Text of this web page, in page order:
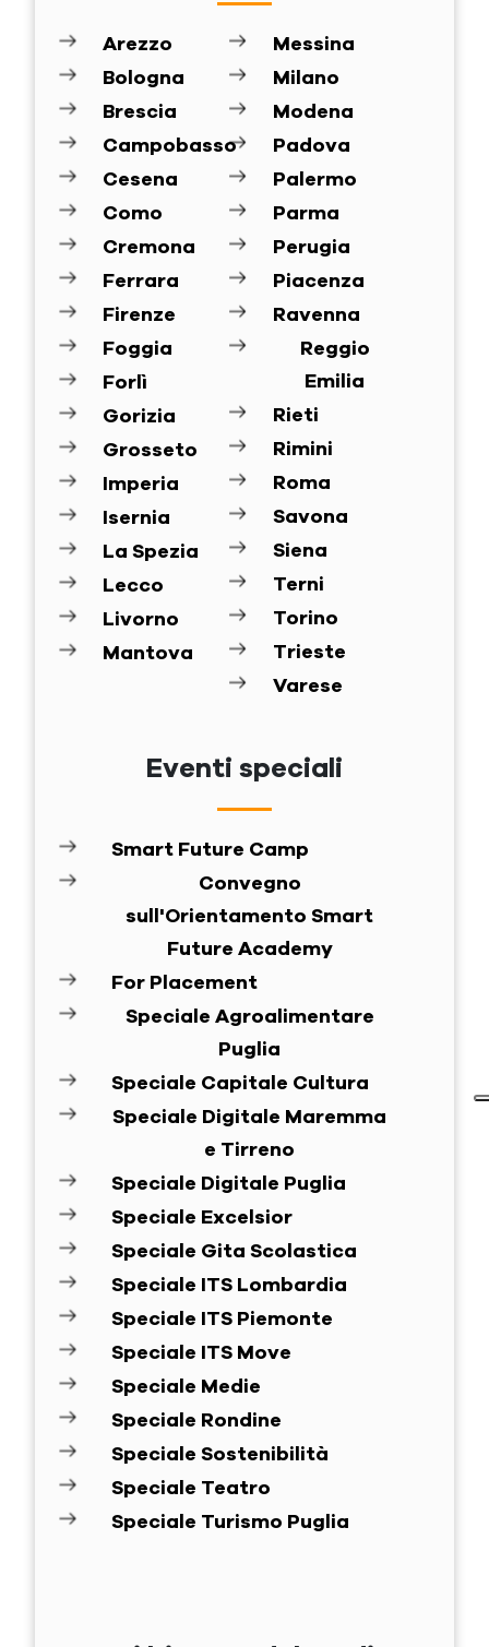
Arezzo
Bologna
Brescia
Campobasso
Cesena
Como
Cremona
Ferrara
Firenze
Foggia
Forlì
Gorizia
Grosseto
Imperia
Isernia
La Spezia
Lecco
Livorno
Mantova
Messina
Milano
Modena
Padova
Palermo
Parma
Perugia
Piacenza
Ravenna
Reggio
Emilia
Rieti
Rimini
Roma
Savona
Siena
Terni
Torino
Trieste
Varese
Eventi speciali
Smart Future Camp
Convegno
sull'Orientamento Smart
Future Academy
For Placement
Speciale Agroalimentare
Puglia
Speciale Capitale Cultura
Speciale Digitale Maremma
e Tirreno
Speciale Digitale Puglia
Speciale Excelsior
Speciale Gita Scolastica
Speciale ITS Lombardia
Speciale ITS Piemonte
Speciale ITS Move
Speciale Medie
Speciale Rondine
Speciale Sostenibilità
Speciale Teatro
Speciale Turismo Puglia